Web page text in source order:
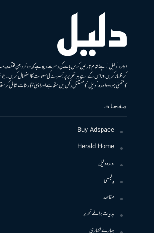
ادارہ ’دلیل‘ اپنے تمام قارئین کو اس بات کی دعوت دیتا ہے کہ وہ خود بھی مختلف
کر اظہار کریں اور اس کے لیے ہر تحریر پر تبصرے کی سہولت کا استعمال کریں۔
کا متمنی ہو، وہ ادارہ ’دلیل‘ کا مستقل رکن بن سکتا ہے اور اپنی نگارشات شامل
صفحات
Buy Adspace
Herald Home
ادارہ دلیل
پالیسی
مقاصد
ہدایات برائے تحریر